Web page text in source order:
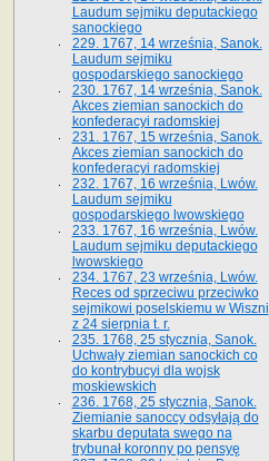
Laudum sejmiku deputackiego
sanockiego
229. 1767, 14 września, Sanok.
Laudum sejmiku
gospodarskiego sanockiego
230. 1767, 14 września, Sanok.
Akces ziemian sanockich do
konfederacyi radomskiej
231. 1767, 15 września, Sanok.
Akces ziemian sanockich do
konfederacyi radomskiej
232. 1767, 16 września, Lwów.
Laudum sejmiku
gospodarskiego lwowskiego
233. 1767, 16 września, Lwów.
Laudum sejmiku deputackiego
lwowskiego
234. 1767, 23 września, Lwów.
Reces od sprzeciwu przeciwko
sejmikowi poselskiemu w Wiszni
z 24 sierpnia t. r.
235. 1768, 25 stycznia, Sanok.
Uchwały ziemian sanockich co
do kontrybucyi dla wojsk
moskiewskich
236. 1768, 25 stycznia, Sanok.
Ziemianie sanoccy odsyłają do
skarbu deputata swego na
trybunał koronny po pensyę